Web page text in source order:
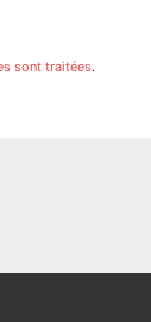
sont traitées.